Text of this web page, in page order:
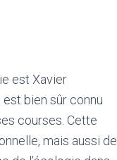
est Xavier
est bien sûr connu
courses. Cette
mais aussi de